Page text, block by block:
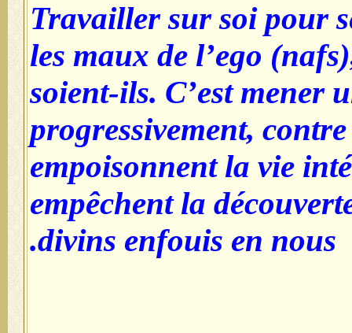
6-Travailler sur soi pour
les maux de l’ego
soient-ils. C’est mener
progressivement,
empoisonnent la vie
empêchent la
divins enfouis en nous.